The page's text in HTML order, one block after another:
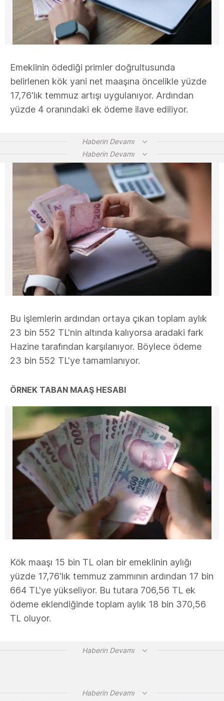
Emeklinin ödediği primler doğrultusunda
belirlenen kök yani net maaşına öncelikle yüzde
17,76'lık temmuz artışı uygulanıyor. Ardından
yüzde 4 oranındaki ek ödeme ilave ediliyor.
Haberin Devamı
Haberin Devamı
Bu işlemlerin ardından ortaya çıkan toplam aylık
23 bin 552 TL'nin altında kalıyorsa aradaki fark
Hazine tarafından karşılanıyor. Böylece ödeme
23 bin 552 TL'ye tamamlanıyor.
ÖRNEK TABAN MAAŞ HESABI
Kök maaşı 15 bin TL olan bir emeklinin aylığı
yüzde 17,76'lık temmuz zammının ardından 17 bin
664 TL'ye yükseliyor. Bu tutara 706,56 TL ek
ödeme eklendiğinde toplam aylık 18 bin 370,56
TL oluyor.
Haberin Devamı
Haberin Devamı